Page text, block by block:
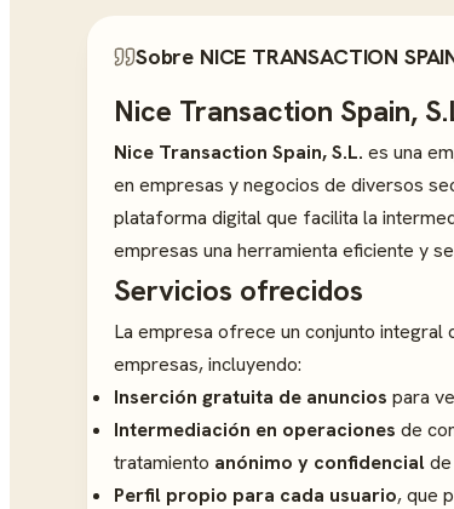
Sobre NICE TRANSACTION
Nice Transaction Spain,
Nice Transaction Spain, S.L. es una
en empresas y negocios de diversos
plataforma digital que facilita la
empresas una herramienta eficiente y
Servicios ofrecidos
La empresa ofrece un conjunto
empresas, incluyendo:
Inserción gratuita de anuncios para
Intermediación en operaciones de
tratamiento anónimo y confidencial
Perfil propio para cada usuario, que